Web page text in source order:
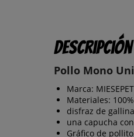
Descripción
Pollo Mono
Marca:
Materiales:
disfraz de gallina
una capucha
Gráfico de